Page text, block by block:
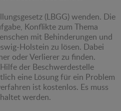
(LBGG) wenden. Die
Konflikte zum Thema
mit Behinderungen und
Holstein zu lösen. Dabei
oder Verlierer zu finden.
der Beschwerdestelle
eine Lösung für ein Problem
ist kostenlos. Es muss
werden.